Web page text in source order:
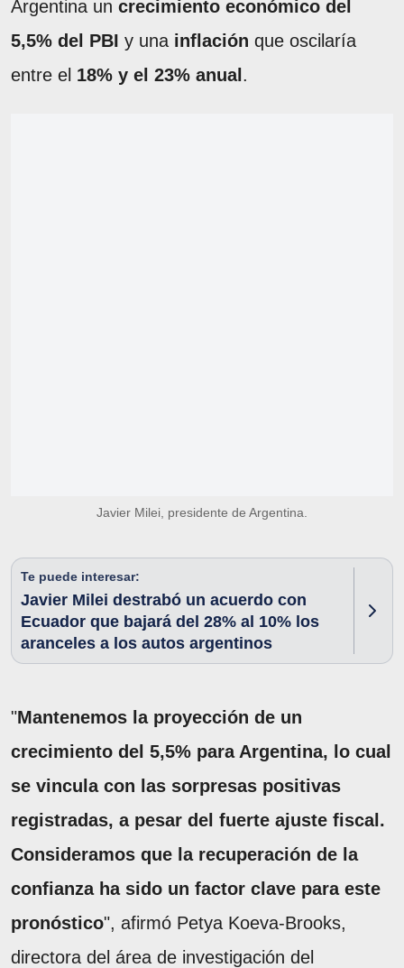
Argentina un crecimiento económico del
5,5% del PBI y una inflación que oscilaría
entre el 18% y el 23% anual .
Javier Milei, presidente de Argentina.
Te puede interesar:
Javier Milei destrabó un acuerdo con
Ecuador que bajará del 28% al 10% los
aranceles a los autos argentinos
"Mantenemos la proyección de un
crecimiento del 5,5% para Argentina, lo cual
se vincula con las sorpresas positivas
registradas, a pesar del fuerte ajuste fiscal.
Consideramos que la recuperación de la
confianza ha sido un factor clave para este
pronóstico", afirmó Petya Koeva-Brooks,
directora del área de investigación del